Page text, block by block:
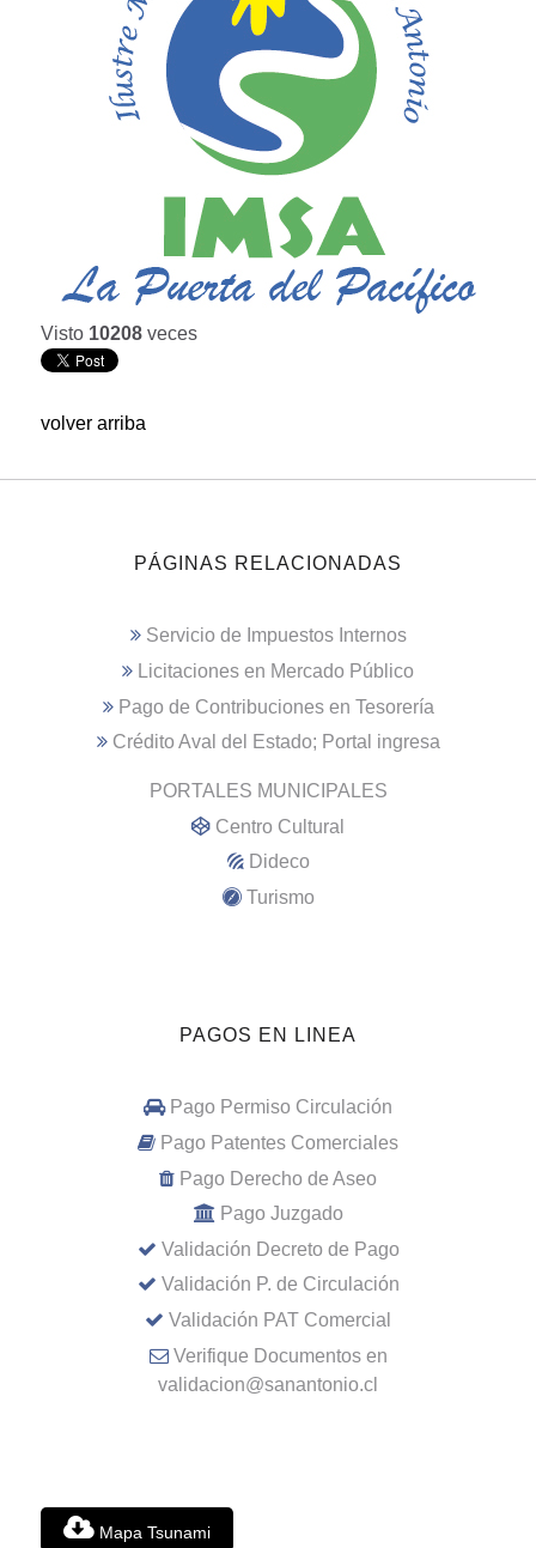
Visto 10208 veces
volver arriba
PÁGINAS RELACIONADAS
Servicio de Impuestos Internos
Licitaciones en Mercado Público
Pago de Contribuciones en Tesorería
Crédito Aval del Estado; Portal ingresa
PORTALES MUNICIPALES
Centro Cultural
Dideco
Turismo
PAGOS EN LINEA
Pago Permiso Circulación
Pago Patentes Comerciales
Pago Derecho de Aseo
Pago Juzgado
Validación Decreto de Pago
Validación P. de Circulación
Validación PAT Comercial
Verifique Documentos en
validacion@sanantonio.cl
Mapa Tsunami